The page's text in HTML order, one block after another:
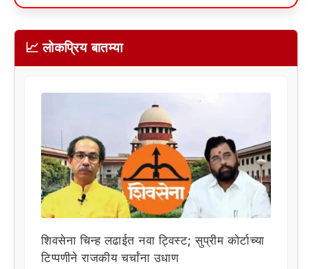
📈 लोकप्रिय बातम्या
शिवसेना चिन्ह लढाईत नवा ट्विस्ट; सुप्रीम कोर्टाच्या
टिप्पणीने राजकीय चर्चांना उधाण